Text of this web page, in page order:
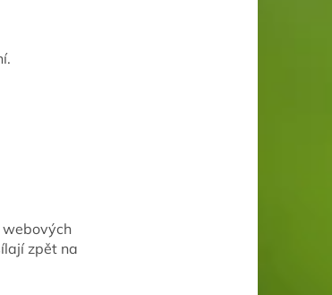
webových
zpět na